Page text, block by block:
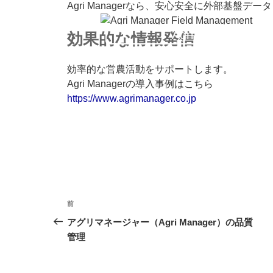
Agri Managerなら、安心安全に外部基盤データ
Agri Manager
効果的な情報発信
効率的な営農活動をサポートします。
Agri Managerの導入事例はこちら
https://www.agrimanager.co.jp
投
稿
ナ
前
の
投
前
アグリマネージャー（Agri Manager）の品質
管理